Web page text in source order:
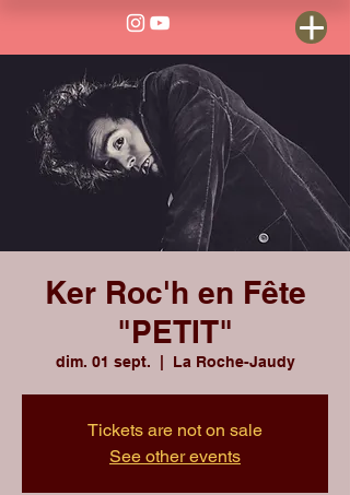
Ker Roc'h en Fête
"PETIT"
dim. 01 sept. La Roche-Jaudy
Tickets are not on sale
See other events